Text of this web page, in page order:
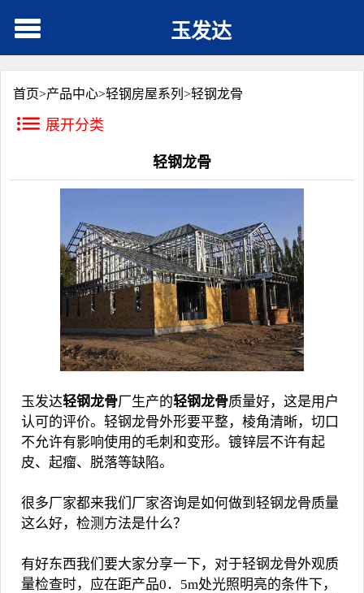
玉发达
首页>产品中心>轻钢房屋系列 >轻钢龙骨
展开分类
轻钢龙骨
玉发达轻钢龙骨厂生产的轻钢龙骨质量好，这是用户
认可的评价。轻钢龙骨外形要平整，棱角清晰，切口
不允许有影响使用的毛刺和变形。镀锌层不许有起
皮、起瘤、脱落等缺陷。
很多厂家都来我们厂家咨询是如何做到轻钢龙骨质量
这么好，检测方法是什么？
有好东西我们要大家分享一下，对于轻钢龙骨外观质
量检查时，应在距产品0．5m处光照明亮的条件下，